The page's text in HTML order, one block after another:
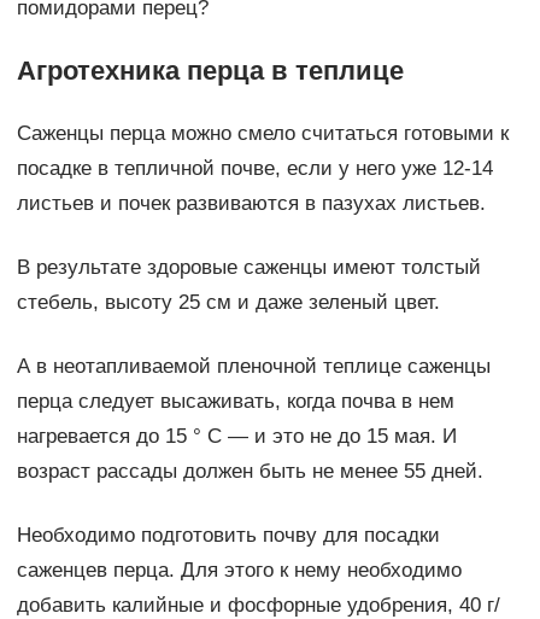
помидорами перец?
Агротехника перца в теплице
Саженцы перца можно смело считаться готовыми к
посадке в тепличной почве, если у него уже 12-14
листьев и почек развиваются в пазухах листьев.
В результате здоровые саженцы имеют толстый
стебель, высоту 25 см и даже зеленый цвет.
А в неотапливаемой пленочной теплице саженцы
перца следует высаживать, когда почва в нем
нагревается до 15 ° C — и это не до 15 мая. И
возраст рассады должен быть не менее 55 дней.
Необходимо подготовить почву для посадки
саженцев перца. Для этого к нему необходимо
добавить калийные и фосфорные удобрения, 40 г/